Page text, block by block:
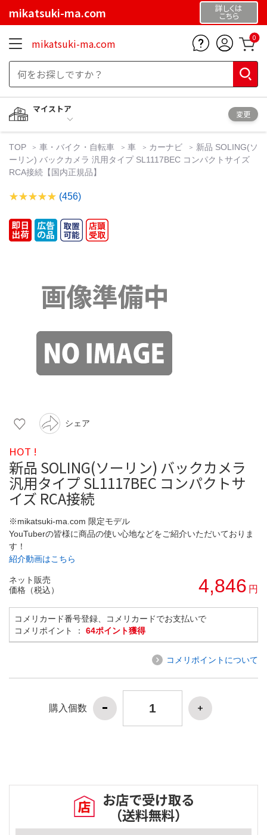
mikatsuki-ma.com 詳しくは
こちら
mikatsuki-ma.com 0
マイストア
変更
TOP 車・バイク・自転車 車 カーナビ
新品 SOLING(ソ
ーリン) バックカメラ 汎用タイプ SL1117BEC コンパクトサイズ
RCA接続【国内正規品】
(456)
シェア
HOT !
新品 SOLING(ソーリン) バックカメラ
汎用タイプ SL1117BEC コンパクトサ
イズ RCA接続
※mikatsuki-ma.com 限定モデル
YouTuberの皆様に商品の使い心地などをご紹介いただいておりま
す！
紹介動画はこちら
ネット販売
価格（税込）
4,846 円
コメリカード番号登録、コメリカードでお支払いで
コメリポイント ： 64ポイント獲得
コメリポイントについて
購入個数
お店で受け取る
（送料無料）